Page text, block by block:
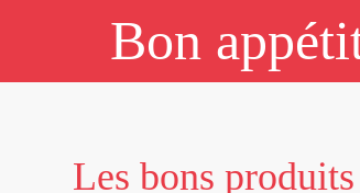
Bon
Les bons